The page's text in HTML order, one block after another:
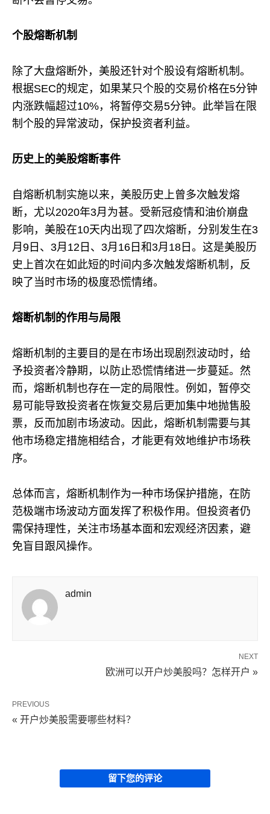
个股熔断机制
除了大盘熔断外，美股还针对个股设有熔断机制。​
根据SEC的规定，如果某只个股的交易价格在5分钟
内涨跌幅超过10%，将暂停交易5分钟。​此举旨在限
制个股的异常波动，保护投资者利益。
历史上的美股熔断事件
自熔断机制实施以来，美股历史上曾多次触发熔
断，尤以2020年3月为甚。​受新冠疫情和油价崩盘
影响，美股在10天内出现了四次熔断，分别发生在3
月9日、3月12日、3月16日和3月18日。​这是美股历
史上首次在如此短的时间内多次触发熔断机制，反
映了当时市场的极度恐慌情绪。
熔断机制的作用与局限
熔断机制的主要目的是在市场出现剧烈波动时，给
予投资者冷静期，以防止恐慌情绪进一步蔓延。​然
而，熔断机制也存在一定的局限性。​例如，暂停交
易可能导致投资者在恢复交易后更加集中地抛售股
票，反而加剧市场波动。​因此，熔断机制需要与其
他市场稳定措施相结合，才能更有效地维护市场秩
序。​
总体而言，熔断机制作为一种市场保护措施，在防
范极端市场波动方面发挥了积极作用。​但投资者仍
需保持理性，关注市场基本面和宏观经济因素，避
免盲目跟风操作。
admin
NEXT
欧洲可以开户炒美股吗？怎样开户 »
PREVIOUS
« 开户炒美股需要哪些材料？
留下您的评论